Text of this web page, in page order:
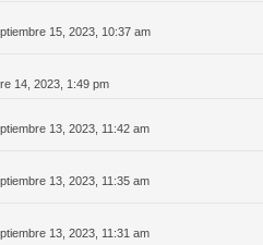
15, 2023, 10:37 am
14, 2023, 1:49 pm
13, 2023, 11:42 am
13, 2023, 11:35 am
13, 2023, 11:31 am